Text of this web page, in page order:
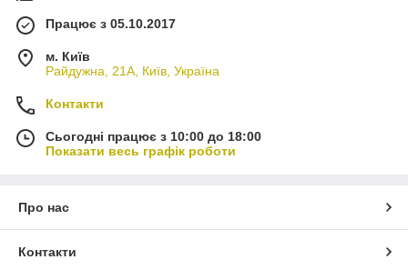
Працює з 05.10.2017
м. Київ
Райдужна, 21А, Київ, Україна
Контакти
Сьогодні працює з 10:00 до 18:00
Показати весь графік роботи
Про нас
Контакти